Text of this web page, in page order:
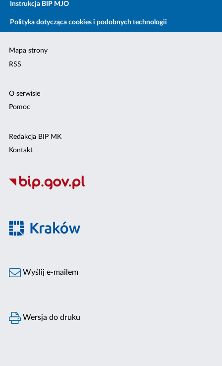
Instrukcja BIP MJO
Polityka dotycząca cookies i podobnych technologii
Mapa strony
RSS
O serwisie
Pomoc
Redakcja BIP MK
Kontakt
Wyślij e-mailem
Wersja do druku